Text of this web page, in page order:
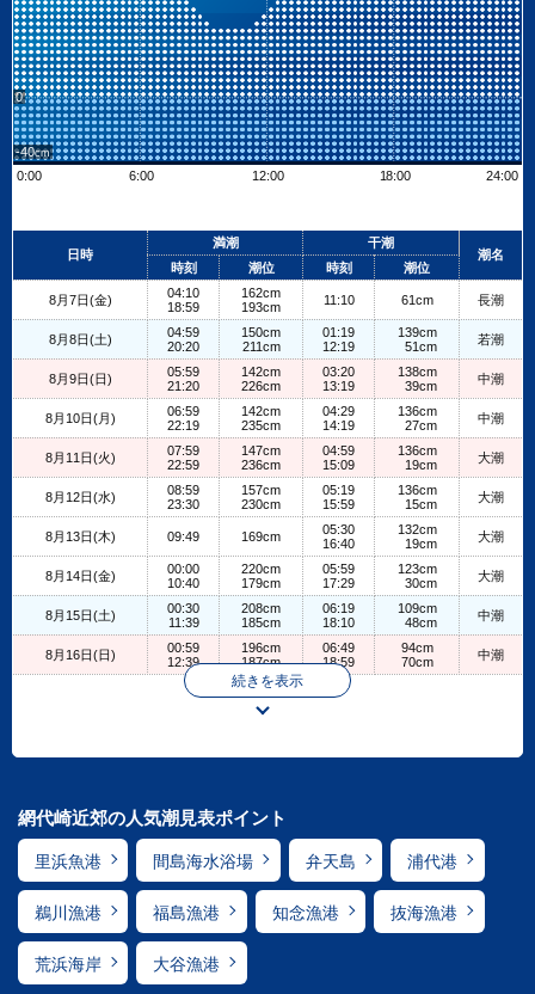
0
-40
0:00
6:00 12:00 18:00 24:00
+
日時
満潮
干潮
潮名
時刻
潮位 時刻 潮位
8月7日(金)
04:10
18:59
162cm
193cm
11:10 61cm 長潮
8月8日(土)
04:59
20:20
150cm
211cm
01:19
12:19
139cm
51cm
若潮
8月9日(日)
05:59
21:20
142cm
226cm
03:20
13:19
138cm
39cm
中潮
8月10日(月)
06:59
22:19
142cm
235cm
04:29
14:19
136cm
27cm
中潮
8月11日(火)
07:59
22:59
147cm
236cm
04:59
15:09
136cm
19cm
大潮
8月12日(水)
08:59
23:30
157cm
230cm
05:19
15:59
136cm
15cm
大潮
8月13日(木) 09:49 169cm
05:30
16:40
132cm
19cm
大潮
8月14日(金)
00:00
10:40
220cm
179cm
05:59
17:29
123cm
30cm
大潮
8月15日(土)
00:30
11:39
208cm
185cm
06:19
18:10
109cm
48cm
中潮
8月16日(日)
00:59
12:39
196cm
187cm
06:49
18:59
94cm
70cm
中潮
続きを表示
網代崎近郊の人気潮見表ポイント
里浜魚港 間島海水浴場 弁天島 浦代港
鵜川漁港 福島漁港 知念漁港 抜海漁港
荒浜海岸 大谷漁港